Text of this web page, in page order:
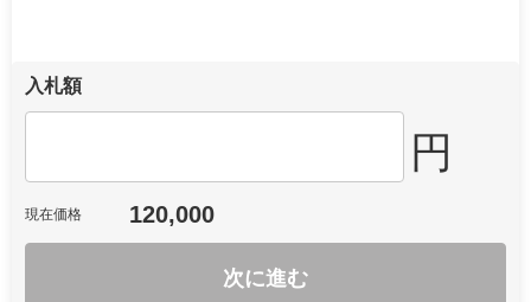
入札額
円
現在価格 120,000
次に進む